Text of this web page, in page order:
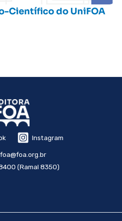
Científico do UniFOA
Instagram
(Ramal 8350)